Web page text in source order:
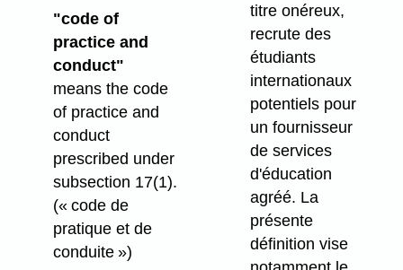
"code of
practice and
conduct"
means the code
of practice and
conduct
prescribed under
subsection 17(1).
(« code de
pratique et de
conduite »)
titre onéreux,
recrute des
étudiants
internationaux
potentiels pour
un fournisseur
de services
d'éducation
agréé. La
présente
définition vise